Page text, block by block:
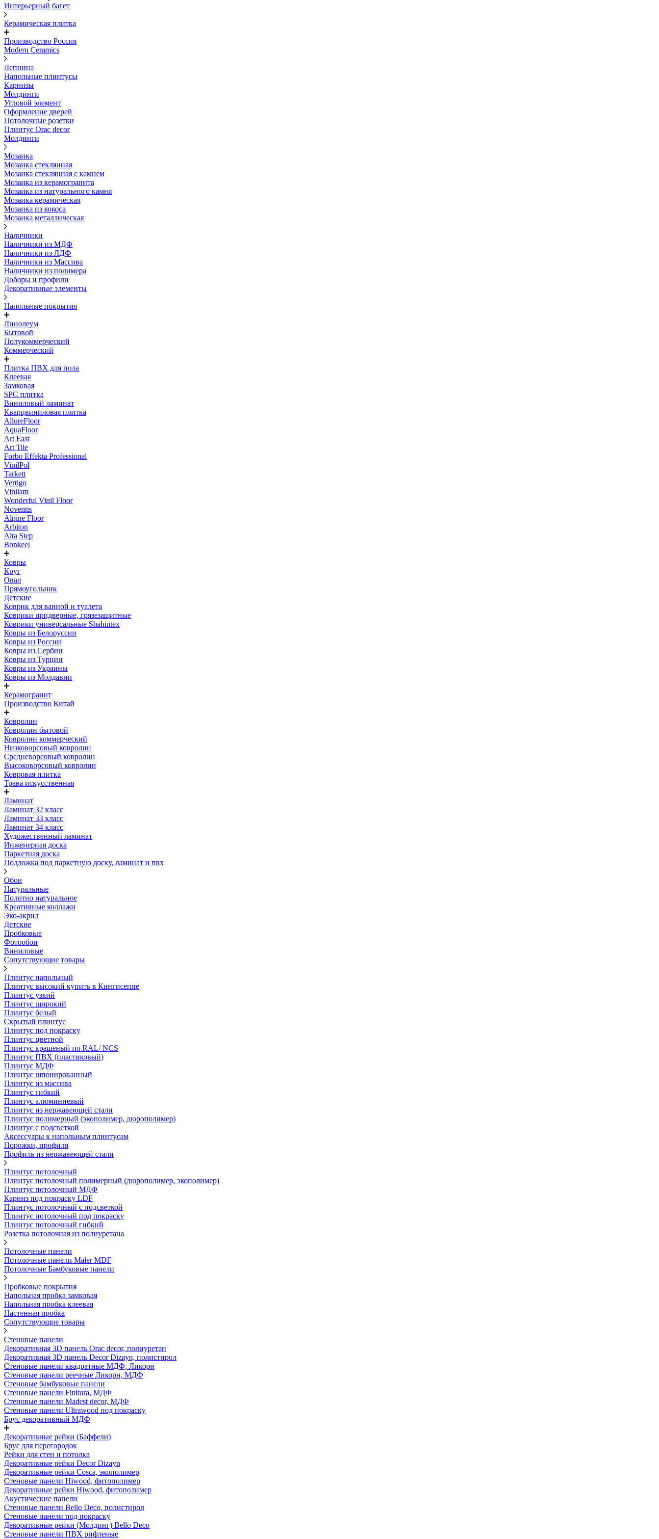
Интерьерный багет
Керамическая плитка
Производство Россия
Modern Ceramics
Лепнина
Напольные плинтусы
Карнизы
Молдинги
Угловой элемент
Оформление дверей
Потолочные розетки
Плинтус Orac decor
Молдинги
Мозаика
Мозаика стеклянная
Мозаика стеклянная с камнем
Мозаика из керамогранита
Мозаика из натурального камня
Мозаика керамическая
Мозаика из кокоса
Мозаика металлическая
Наличники
Наличники из МДФ
Наличники из ЛДФ
Наличники из Массива
Наличники из полимера
Доборы и профили
Декоративные элементы
Напольные покрытия
Линолеум
Бытовой
Полукоммерческий
Коммерческий
Плитка ПВХ для пола
Клеевая
Замковая
SPC плитка
Виниловый ламинат
Кварцвиниловая плитка
AllureFloor
AquaFloor
Art East
Art Tile
Forbo Effekta Professional
VinilPol
Tarkett
Vertigo
Vinilam
Wonderful Vinil Floor
Noventis
Alpine Floor
Arbiton
Alta Step
Bonkeel
Ковры
Круг
Овал
Прямоугольник
Детские
Коврик для ванной и туалета
Коврики придверные, грязезащитные
Коврики универсальные Shahintex
Ковры из Белоруссии
Ковры из России
Ковры из Сербии
Ковры из Турции
Ковры из Украины
Ковры из Молдавии
Керамогранит
Производство Китай
Ковролин
Ковролин бытовой
Ковролин коммерческий
Низковорсовый ковролин
Средневорсовый ковролин
Высоковорсовый ковролин
Ковровая плитка
Трава искусственная
Ламинат
Ламинат 32 класс
Ламинат 33 класс
Ламинат 34 класс
Художественный ламинат
Инженерная доска
Паркетная доска
Подложка под паркетную доску, ламинат и пвх
Обои
Натуральные
Полотно натуральное
Креативные коллажи
Эко-акрил
Детские
Пробковые
Фотообои
Виниловые
Сопутствующие товары
Плинтус напольный
Плинтус высокий купить в Кингисеппе
Плинтус узкий
Плинтус широкий
Плинтус белый
Скрытый плинтус
Плинтус под покраску
Плинтус цветной
Плинтус крашеный по RAL/ NCS
Плинтус ПВХ (пластиковый)
Плинтус МДФ
Плинтус шпонированный
Плинтус из массива
Плинтус гибкий
Плинтус алюминиевый
Плинтус из нержавеющей стали
Плинтус полимерный (экополимер, дюрополимер)
Плинтус с подсветкой
Аксессуары к напольным плинтусам
Порожки, профиля
Профиль из нержавеющей стали
Плинтус потолочный
Плинтус потолочный полимерный (дюрополимер, экополимер)
Плинтус потолочный МДФ
Карниз под покраску LDF
Плинтус потолочный с подсветкой
Плинтус потолочный под покраску
Плинтус потолочный гибкий
Розетка потолочная из полиуретана
Потолочные панели
Потолочные панели Maler MDF
Потолочные Бамбуковые панели
Пробковые покрытия
Напольная пробка замковая
Напольная пробка клеевая
Настенная пробка
Сопутствующие товары
Стеновые панели
Декоративная 3D панель Orac decor, полиуретан
Декоративная 3D панель Decor Dizayn, полистирол
Стеновые панели квадратные МДФ, Ликорн
Стеновые панели реечные Ликорн, МДФ
Стеновые бамбуковые панели
Стеновые панели Finitura, МДФ
Стеновые панели Madest decor, МДФ
Стеновые панели Ultrawood под покраску
Брус декоративный МДФ
Декоративные рейки (Баффели)
Брус для перегородок
Рейки для стен и потолка
Декоративные рейки Decor Dizayn
Декоративные рейки Cosca, экополимер
Стеновые панели Hiwood, фитополимер
Декоративные рейки Hiwood, фитополимер
Акустические панели
Стеновые панели Bello Deco, полистирол
Стеновые панели под покраску
Декоративные рейки (Молдинг) Bello Deco
Стеновые панели ПВХ рифленые